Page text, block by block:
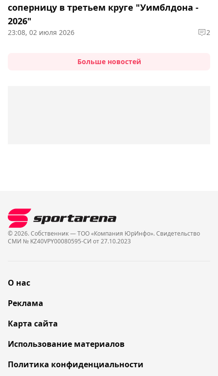
соперницу в третьем круге "Уимблдона -
2026"
23:08, 02 июля 2026 2
Больше новостей
© 2026. Собственник — ТОО «Компания ЮрИнфо». Cвидетельство
СМИ № KZ40VPY00080595-СИ от 27.10.2023
О нас
Реклама
Карта сайта
Использование материалов
Политика конфиденциальности